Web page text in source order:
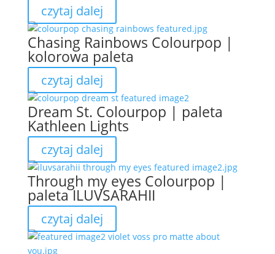
czytaj dalej
Chasing Rainbows Colourpop |
kolorowa paleta
czytaj dalej
Dream St. Colourpop | paleta
Kathleen Lights
czytaj dalej
Through my eyes Colourpop |
paleta ILUVSARAHII
czytaj dalej